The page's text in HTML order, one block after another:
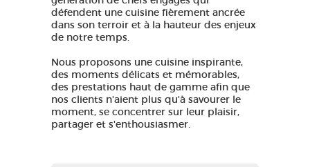
défendent une cuisine fièrement ancrée
dans son terroir et à la hauteur des enjeux
de notre temps.
Nous proposons une cuisine inspirante,
des moments délicats et mémorables,
des prestations haut de gamme afin que
nos clients n'aient plus qu'à savourer le
moment, se concentrer sur leur plaisir,
partager et s'enthousiasmer.